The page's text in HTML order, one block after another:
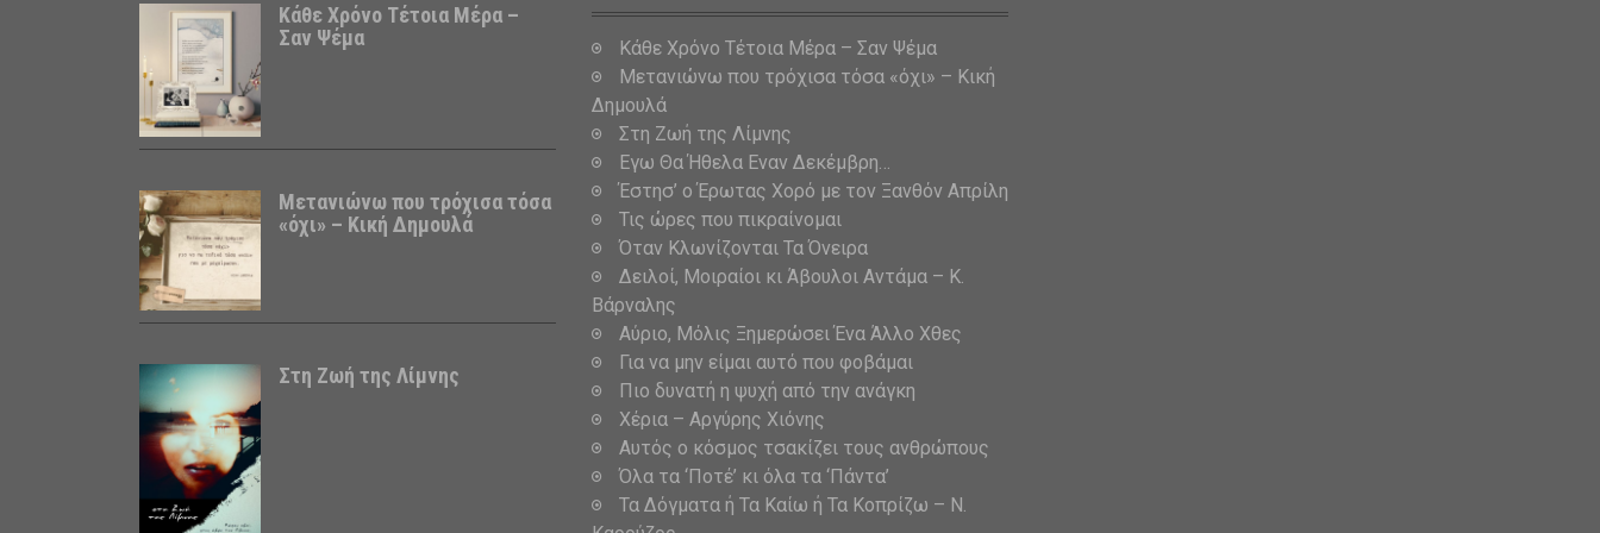
Κάθε Χρόνο Τέτοια Μέρα –
Σαν Ψέμα
Μετανιώνω που τρόχισα τόσα
«όχι» – Κική Δημουλά
Στη Ζωή της Λίμνης
Κάθε Χρόνο Τέτοια Μέρα – Σαν Ψέμα
Μετανιώνω που τρόχισα τόσα «όχι» – Κική
Δημουλά
Στη Ζωή της Λίμνης
Εγω Θα Ήθελα Εναν Δεκέμβρη…
Έστησ’ ο Έρωτας Χορό με τον Ξανθόν Απρίλη
Τις ώρες που πικραίνομαι
Όταν Κλωνίζονται Τα Όνειρα
Δειλοί, Μοιραίοι κι Άβουλοι Αντάμα – Κ.
Βάρναλης
Αύριο, Μόλις Ξημερώσει Ένα Άλλο Χθες
Για να μην είμαι αυτό που φοβάμαι
Πιο δυνατή η ψυχή από την ανάγκη
Χέρια – Αργύρης Χιόνης
Αυτός ο κόσμος τσακίζει τους ανθρώπους
Όλα τα ‘Ποτέ’ κι όλα τα ‘Πάντα’
Τα Δόγματα ή Τα Καίω ή Τα Κοπρίζω – Ν.